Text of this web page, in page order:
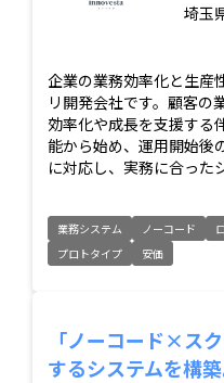
埼玉
企業の業務効率化と生産
リ開発会社です。顧客の
効率化や成長を支援する
能から始め、運用開始後
に対応し、実務に合った
業務システム ノーコード
プロトタイプ
安価
「ノーコード×ス
するシステムを構築